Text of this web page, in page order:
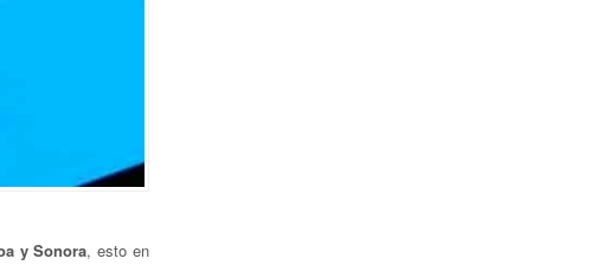
y Sonora, esto en